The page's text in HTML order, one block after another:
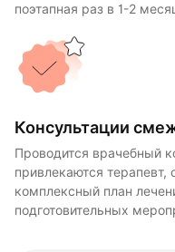
поэтапная раз в 1-2
Консультации
Проводится врачебный
привлекаются терапевт,
комплексный план
подготовительных